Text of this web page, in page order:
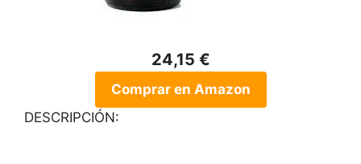
24,15 €
Comprar en Amazon
DESCRIPCIÓN: